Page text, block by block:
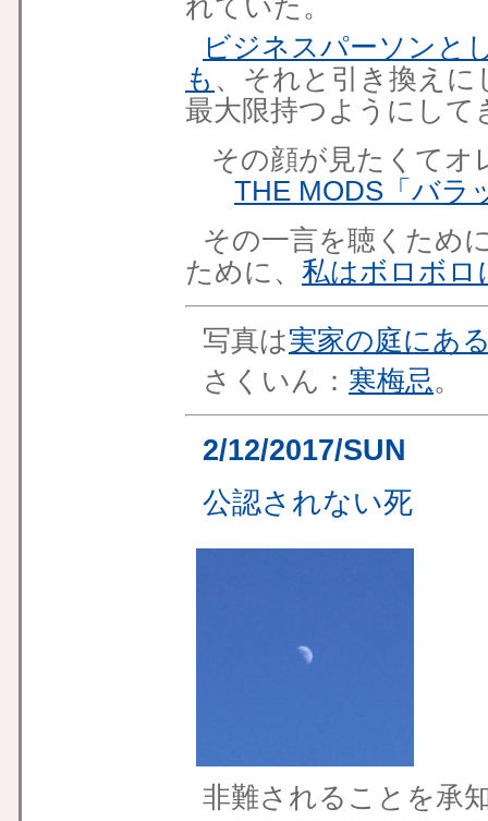
れていた。
ビジネスパーソンと
も 、 それと引き換えに
最大限持つようにして
その顔が見たくてオ
THE MODS「バラ
その一言を聴くため
ために、 私はボロボロ
写真は実家の庭にあ
さくいん： 寒梅忌。
2/12/2017/SUN
公認されない死
非難されることを承